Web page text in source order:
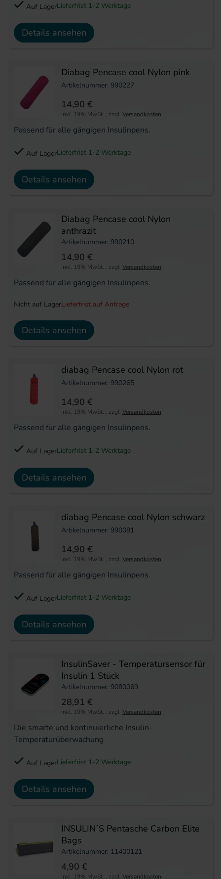
Auf LagerLieferfrist 1-2 Werktage
Details ansehen
Diabag Pencase cool Nylon pink
Artikelnummer: 990227
Passend für alle gängigen Insulinpens.
14,90 €
inkl. 19% MwSt. , zzgl. Versandkosten
Auf LagerLieferfrist 1-2 Werktage
Details ansehen
Diabag Pencase cool Nylon
anthrazit
Artikelnummer: 990210
Passend für alle gängigen Insulinpens.
14,90 €
inkl. 19% MwSt. , zzgl. Versandkosten
Nicht auf LagerLieferfrist auf Anfrage
Details ansehen
diabag Pencase cool Nylon rot
Artikelnummer: 990265
Passend für alle gängigen Insulinpens.
14,90 €
inkl. 19% MwSt. , zzgl. Versandkosten
Auf LagerLieferfrist 1-2 Werktage
Details ansehen
diabag Pencase cool Nylon schwarz
Artikelnummer: 990081
Passend für alle gängigen Insulinpens.
14,90 €
inkl. 19% MwSt. , zzgl. Versandkosten
Auf LagerLieferfrist 1-2 Werktage
Details ansehen
InsulinSaver - Temperatursensor für
Insulin 1 Stück
Artikelnummer: 9080069
Die smarte und kontinuierliche Insulin-
Temperaturüberwachung
28,91 €
inkl. 19% MwSt. , zzgl. Versandkosten
Auf LagerLieferfrist 1-2 Werktage
Details ansehen
INSULIN´S Pentasche Carbon Elite
Bags
Artikelnummer: 11400121
4,90 €
inkl. 19% MwSt. , zzgl. Versandkosten